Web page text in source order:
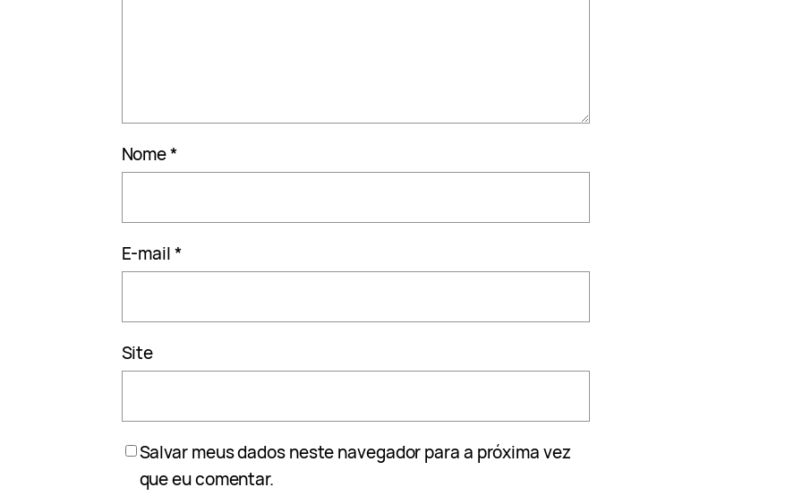
Nome*
E-mail*
Site
Salvar meus dados neste navegador para a próxima vez
que eu comentar.